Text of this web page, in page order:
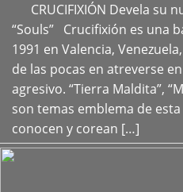
CRUCIFIXIÓN Devela su
“Souls” Crucifixión es una
1991 en Valencia,
de las pocas en atreverse
agresivo. “Tierra Maldita”,
son temas emblema de
conocen y corean […]